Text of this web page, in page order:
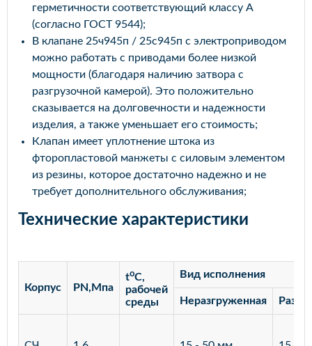
герметичности соответствующий классу А
(согласно ГОСТ 9544);
В клапане 25ч945п / 25с945п с электроприводом
можно работать с приводами более низкой
мощности (благодаря наличию затвора с
разгрузочной камерой). Это положительно
сказывается на долговечности и надежности
изделия, а также уменьшает его стоимость;
Клапан имеет уплотнение штока из
фторопластовой манжеты с силовым элементом
из резины, которое достаточно надежно и не
требует дополнительного обслуживания;
Технические характеристики
Корпус PN,Мпа
toC,
рабочей
среды
Вид исполнения
Неразгруженная